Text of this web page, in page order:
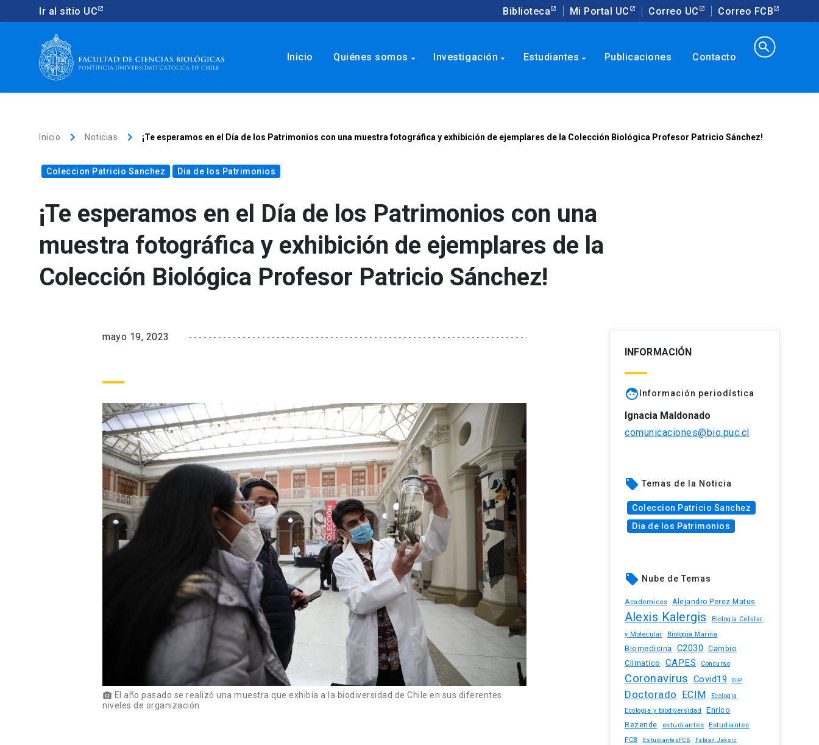
Ir al sitio UC Biblioteca Mi Portal UC Correo UC Correo FCB
Inicio Quiénes somos arrow_drop_down Investigación arrow_drop_down Estudiantes arrow_drop_down Publicaciones Contacto
search
Inicio keyboard_arrow_right Noticias keyboard_arrow_right ¡Te esperamos en el Día de los Patrimonios con una muestra fotográfica y exhibición de ejemplares de la Colección Biológica Profesor Patricio Sánchez!
Coleccion Patricio Sanchez Dia de los Patrimonios
¡Te esperamos en el Día de los Patrimonios con una
muestra fotográfica y exhibición de ejemplares de la
Colección Biológica Profesor Patricio Sánchez!
mayo 19, 2023
photo_camera El año pasado se realizó una muestra que exhibía a la biodiversidad de Chile en sus diferentes
niveles de organización
INFORMACIÓN
face Información periodística
Ignacia Maldonado
comunicaciones@bio.puc.cl
local_offer Temas de la Noticia
Coleccion Patricio Sanchez
Dia de los Patrimonios
local_offer Nube de Temas
Academicos Alejandro Perez Matus
Alexis Kalergis
Biologia Celular
y Molecular
Biologia Marina
Biomedicina C2030
Cambio
Climatico
CAPES Concurso
Coronavirus Covid19 DIP
Doctorado ECIM Ecologia
Ecologia y biodiversidad
Enrico
Rezende
estudiantes
Estudiantes
FCB
EstudiantesFCB Fabian Jaksic